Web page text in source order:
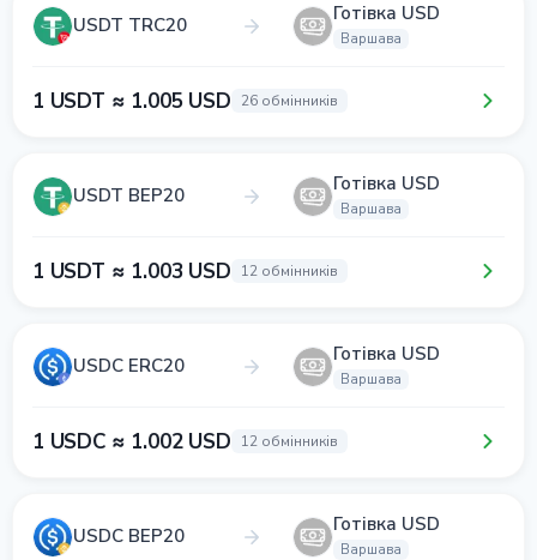
USDT TRC20 Готівка USD
Варшава
1 USDT ≈ 1.005 USD 26 обмінників
USDT BEP20 Готівка USD
Варшава
1 USDT ≈ 1.003 USD 12 обмінників
USDC ERC20 Готівка USD
Варшава
1 USDC ≈ 1.002 USD 12 обмінників
USDC BEP20 Готівка USD
Варшава